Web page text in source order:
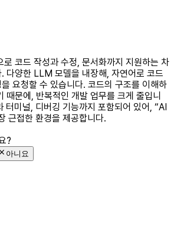
코드 작성과 수정, 문서화까지 지원하는 차
다양한 LLM 모델을 내장해, 자연어로 코드
요청할 수 있습니다. 코드의 구조를 이해하
때문에, 반복적인 개발 업무를 크게 줄입니
미널, 디버깅 기능까지 포함되어 있어, “AI
근접한 환경을 제공합니다.
?
아니요